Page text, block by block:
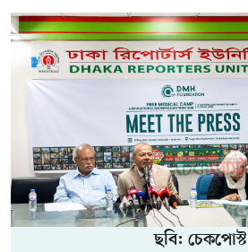
ছবি: চেকপোস্ট